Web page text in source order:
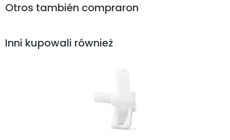
Otros también compraron
Inni kupowali również